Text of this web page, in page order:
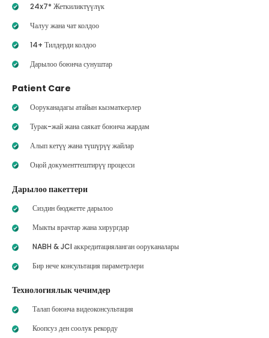
24x7* Жеткиликтүүлүк
Чалуу жана чат колдоо
14+ Тилдерди колдоо
Дарылоо боюнча сунуштар
Patient Care
Ооруканадагы атайын кызматкерлер
Турак-жай жана саякат боюнча жардам
Алып кетүү жана түшүрүү жайлар
Оңой документтештирүү процесси
Дарылоо пакеттери
Сиздин бюджетте дарылоо
Мыкты врачтар жана хирургдар
NABH & JCI аккредитацияланган ооруканалары
Бир нече консультация параметрлери
Технологиялык чечимдер
Талап боюнча видеоконсультация
Коопсуз ден соолук рекорду